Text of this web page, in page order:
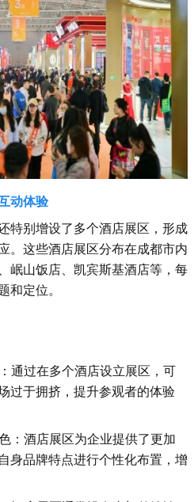
动体验
特别增设了多个酒店展区，形成
。这些酒店展区分布在成都市内
岷山饭店、凯宾斯基酒店等，每
和定位。
通过在多个酒店设立展区，可
过于拥挤，提升参观者的体验
：酒店展区为企业提供了更加
身品牌特点进行个性化布置，增